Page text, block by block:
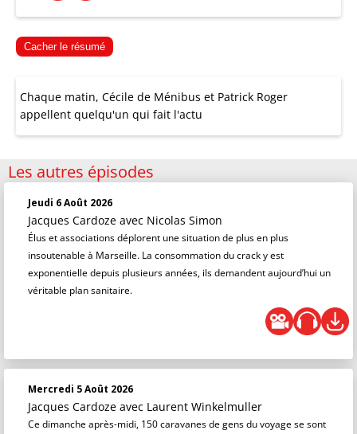
Cacher le résumé
Chaque matin, Cécile de Ménibus et Patrick Roger
appellent quelqu'un qui fait l'actu
Les autres épisodes
Jeudi 6 Août 2026
Jacques Cardoze avec Nicolas Simon
Élus et associations déplorent une situation de plus en plus
insoutenable à Marseille. La consommation du crack y est
exponentielle depuis plusieurs années, ils demandent aujourd’hui un
véritable plan sanitaire.
Mercredi 5 Août 2026
Jacques Cardoze avec Laurent Winkelmuller
Ce dimanche après-midi, 150 caravanes de gens du voyage se sont